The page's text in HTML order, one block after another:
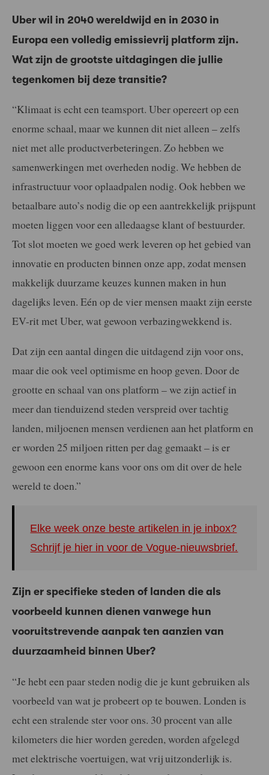
Uber wil in 2040 wereldwijd en in 2030 in
Europa een volledig emissievrij platform zijn.
Wat zijn de grootste uitdagingen die jullie
tegenkomen bij deze transitie?
“Klimaat is echt een teamsport. Uber opereert op een
enorme schaal, maar we kunnen dit niet alleen – zelfs
niet met alle productverbeteringen. Zo hebben we
samenwerkingen met overheden nodig. We hebben de
infrastructuur voor oplaadpalen nodig. Ook hebben we
betaalbare auto’s nodig die op een aantrekkelijk prijspunt
moeten liggen voor een alledaagse klant of bestuurder.
Tot slot moeten we goed werk leveren op het gebied van
innovatie en producten binnen onze app, zodat mensen
makkelijk duurzame keuzes kunnen maken in hun
dagelijks leven. Eén op de vier mensen maakt zijn eerste
EV-rit met Uber, wat gewoon verbazingwekkend is.
Dat zijn een aantal dingen die uitdagend zijn voor ons,
maar die ook veel optimisme en hoop geven. Door de
grootte en schaal van ons platform – we zijn actief in
meer dan tienduizend steden verspreid over tachtig
landen, miljoenen mensen verdienen aan het platform en
er worden 25 miljoen ritten per dag gemaakt – is er
gewoon een enorme kans voor ons om dit over de hele
wereld te doen.”
Elke week onze beste artikelen in je inbox?
Schrijf je hier in voor de Vogue-nieuwsbrief.
Zijn er specifieke steden of landen die als
voorbeeld kunnen dienen vanwege hun
vooruitstrevende aanpak ten aanzien van
duurzaamheid binnen Uber?
“Je hebt een paar steden nodig die je kunt gebruiken als
voorbeeld van wat je probeert op te bouwen. Londen is
echt een stralende ster voor ons. 30 procent van alle
kilometers die hier worden gereden, worden afgelegd
met elektrische voertuigen, wat vrij uitzonderlijk is.